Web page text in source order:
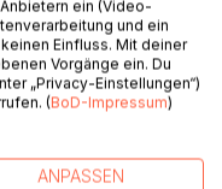
nach Stockholm?
traurig bin?
ein (Video-
und ein
Einfluss. Mit deiner
Vorgänge ein. Du
„Privacy-Einstellungen“)
(BoD-Impressum)
ANPASSEN